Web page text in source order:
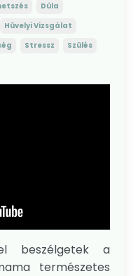
Dúla
Hüvelyi Vizsgálat
Stressz
Szülés
beszélgetek a
természetes